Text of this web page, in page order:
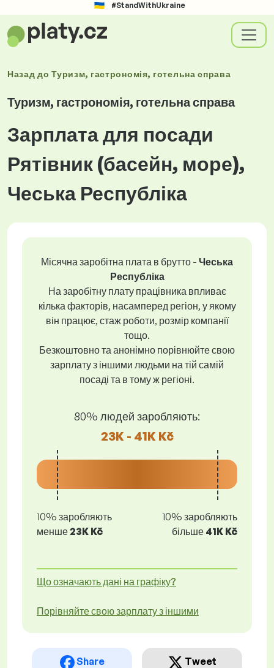
#StandWithUkraine
Назад доТуризм, гастрономія, готельна справа
Туризм, гастрономія, готельна справа
Зарплата для посади
Рятівник (басейн, море),
Чеська Республіка
Місячна заробітна плата в брутто - Чеська
Республіка
На заробітну плату працівника впливає
кілька факторів, насамперед регіон, у якому
він працює, стаж роботи, розмір компанії
тощо.
Безкоштовно та анонімно порівнюйте свою
зарплату з іншими людьми на тій самій
посаді та в тому ж регіоні.
80% людей заробляють:
23K - 41K Kč
10% заробляють
менше23K Kč
10% заробляють
більше 41K Kč
Що означають дані на графіку?
Порівняйте свою зарплату з іншими
Share Tweet